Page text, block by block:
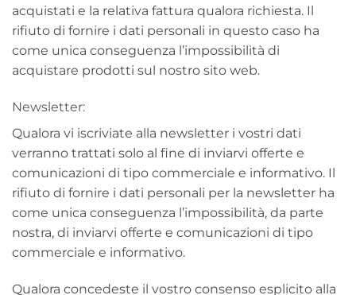
acquistati e la relativa fattura qualora richiesta. Il
rifiuto di fornire i dati personali in questo caso ha
come unica conseguenza l’impossibilità di
acquistare prodotti sul nostro sito web.
Newsletter:
Qualora vi iscriviate alla newsletter i vostri dati
verranno trattati solo al fine di inviarvi offerte e
comunicazioni di tipo commerciale e informativo. Il
rifiuto di fornire i dati personali per la newsletter ha
come unica conseguenza l’impossibilità, da parte
nostra, di inviarvi offerte e comunicazioni di tipo
commerciale e informativo.
Qualora concedeste il vostro consenso esplicito alla